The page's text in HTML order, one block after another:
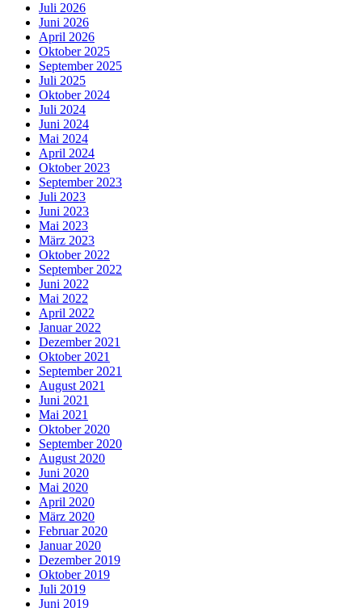
Juli 2026
Juni 2026
April 2026
Oktober 2025
September 2025
Juli 2025
Oktober 2024
Juli 2024
Juni 2024
Mai 2024
April 2024
Oktober 2023
September 2023
Juli 2023
Juni 2023
Mai 2023
März 2023
Oktober 2022
September 2022
Juni 2022
Mai 2022
April 2022
Januar 2022
Dezember 2021
Oktober 2021
September 2021
August 2021
Juni 2021
Mai 2021
Oktober 2020
September 2020
August 2020
Juni 2020
Mai 2020
April 2020
März 2020
Februar 2020
Januar 2020
Dezember 2019
Oktober 2019
Juli 2019
Juni 2019